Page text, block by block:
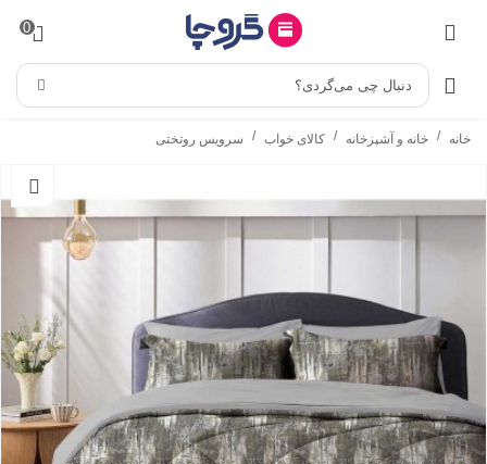
0
دنبال چی می‌گردی؟
خانه / خانه و آشپزخانه / کالای خواب / سرویس روتختی